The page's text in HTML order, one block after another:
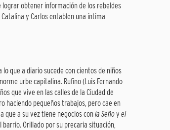
lograr obtener información de los rebeldes
y Carlos entablen una íntima
que a diario sucede con cientos de niños
urbe capitalina. Rufino (Luis Fernando
que vive en las calles de la Ciudad de
haciendo pequeños trabajos, pero cae en
que a su vez tiene negocios conla Señoy el
barrio. Orillado por su precaria situación,